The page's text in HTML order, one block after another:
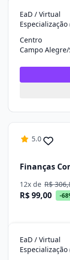
EaD / Virtual
Centro
Campo Alegre/
5.0
Finanças
12x de R$
R$ 99,00 -
EaD / Virtual